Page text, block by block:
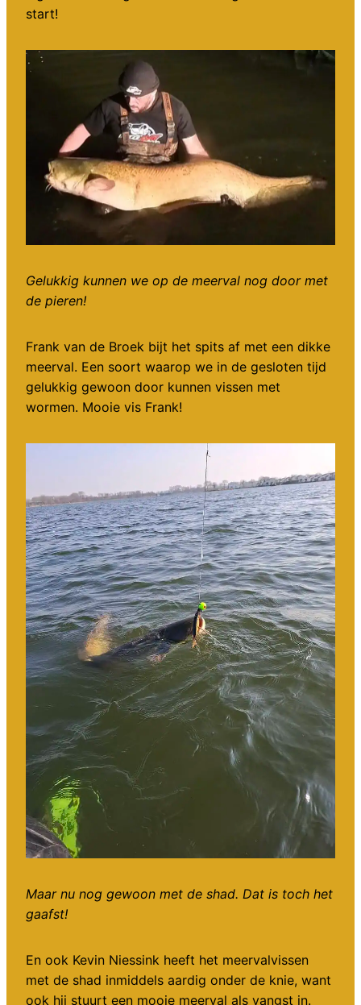
start!
Gelukkig kunnen we op de meerval nog door met
de pieren!
Frank van de Broek bijt het spits af met een dikke
meerval. Een soort waarop we in de gesloten tijd
gelukkig gewoon door kunnen vissen met
wormen. Mooie vis Frank!
Maar nu nog gewoon met de shad. Dat is toch het
gaafst!
En ook Kevin Niessink heeft het meervalvissen
met de shad inmiddels aardig onder de knie, want
ook hij stuurt een mooie meerval als vangst in.